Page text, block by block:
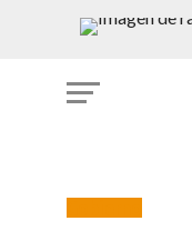
Gobierno